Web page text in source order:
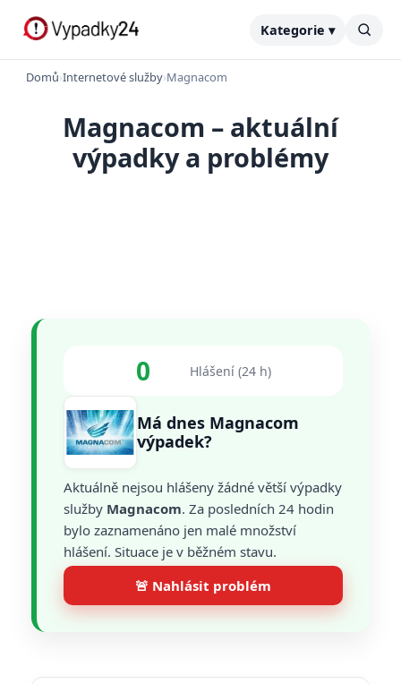
Kategorie ▾
Domů›Internetové služby›Magnacom
Magnacom – aktuální
výpadky a problémy
0 Hlášení (24 h)
Má dnes Magnacom
výpadek?
Aktuálně nejsou hlášeny žádné větší výpadky
služby Magnacom. Za posledních 24 hodin
bylo zaznamenáno jen malé množství
hlášení. Situace je v běžném stavu.
🚨 Nahlásit problém